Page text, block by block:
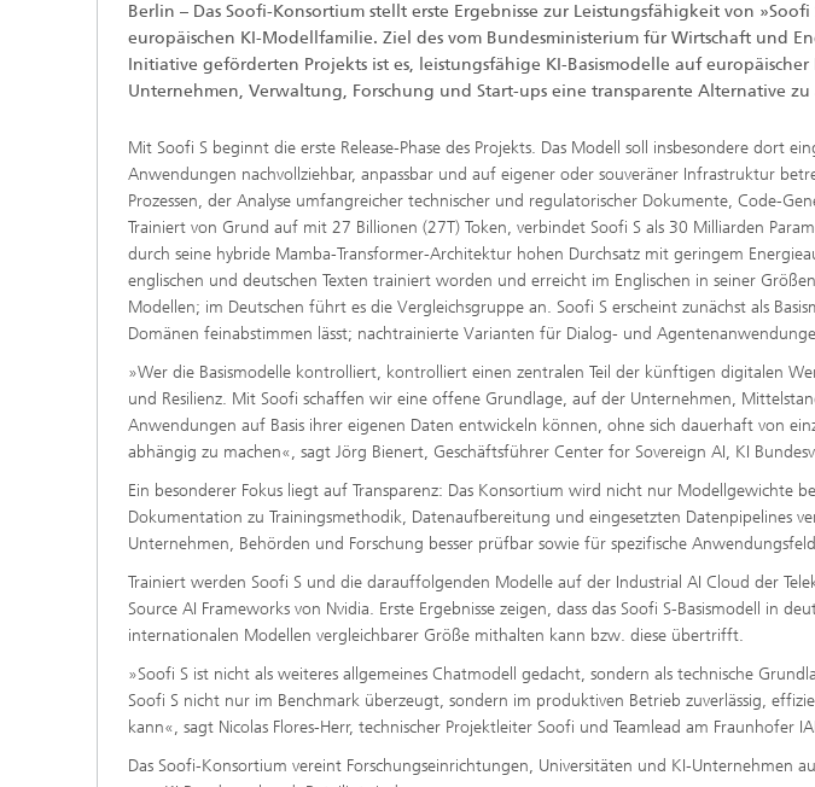
Berlin – Das Soofi-Konsortium stellt erste Ergebnisse zur Leistungsfähigkeit von
europäischen KI-Modellfamilie. Ziel des vom Bundesministerium für Wirtschaft und
Initiative geförderten Projekts ist es, leistungsfähige KI-Basismodelle auf
Unternehmen, Verwaltung, Forschung und Start-ups eine transparente Alternative
Mit Soofi S beginnt die erste Release-Phase des Projekts. Das Modell soll insbesondere dort
Anwendungen nachvollziehbar, anpassbar und auf eigener oder souveräner Infrastruktur
Prozessen, der Analyse umfangreicher technischer und regulatorischer Dokumente, Code-
Trainiert von Grund auf mit 27 Billionen (27T) Token, verbindet Soofi S als 30 Milliarden
durch seine hybride Mamba-Transformer-Architektur hohen Durchsatz mit geringem
englischen und deutschen Texten trainiert worden und erreicht im Englischen in seiner
Modellen; im Deutschen führt es die Vergleichsgruppe an. Soofi S erscheint zunächst als
Domänen feinabstimmen lässt; nachtrainierte Varianten für Dialog- und
»Wer die Basismodelle kontrolliert, kontrolliert einen zentralen Teil der künftigen digitalen
und Resilienz. Mit Soofi schaffen wir eine offene Grundlage, auf der Unternehmen,
Anwendungen auf Basis ihrer eigenen Daten entwickeln können, ohne sich dauerhaft von
abhängig zu machen«, sagt Jörg Bienert, Geschäftsführer Center for Sovereign AI, KI
Ein besonderer Fokus liegt auf Transparenz: Das Konsortium wird nicht nur Modellgewichte
Dokumentation zu Trainingsmethodik, Datenaufbereitung und eingesetzten Datenpipelines
Unternehmen, Behörden und Forschung besser prüfbar sowie für spezifische
Trainiert werden Soofi S und die darauffolgenden Modelle auf der Industrial AI Cloud der
Source AI Frameworks von Nvidia. Erste Ergebnisse zeigen, dass das Soofi S-Basismodell in
internationalen Modellen vergleichbarer Größe mithalten kann bzw. diese übertrifft.
»Soofi S ist nicht als weiteres allgemeines Chatmodell gedacht, sondern als technische
Soofi S nicht nur im Benchmark überzeugt, sondern im produktiven Betrieb zuverlässig,
kann«, sagt Nicolas Flores-Herr, technischer Projektleiter Soofi und Teamlead am Fraunhofer
Das Soofi-Konsortium vereint Forschungseinrichtungen, Universitäten und KI-Unternehmen